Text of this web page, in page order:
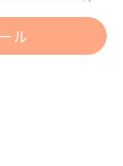
ル